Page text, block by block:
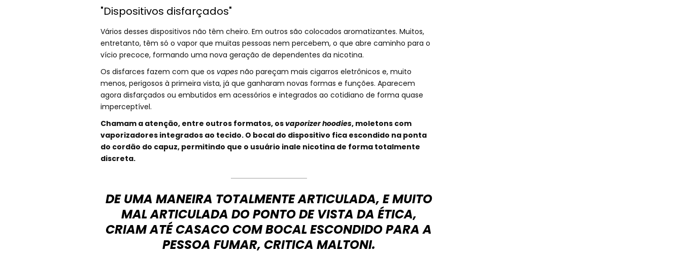
"Dispositivos disfarçados"
Vários desses dispositivos não têm cheiro. Em outros são colocados aromatizantes. Muitos,
entretanto, têm só o vapor que muitas pessoas nem percebem, o que abre caminho para o
vício precoce, formando uma nova geração de dependentes da nicotina.
Os disfarces fazem com que os vapesnão pareçam mais cigarros eletrônicos e, muito
menos, perigosos à primeira vista, já que ganharam novas formas e funções. Aparecem
agora disfarçados ou embutidos em acessórios e integrados ao cotidiano de forma quase
imperceptível.
Chamam a atenção, entre outros formatos, osvaporizer hoodies, moletons com
vaporizadores integrados ao tecido. O bocal do dispositivo fica escondido na ponta
do cordão do capuz, permitindo que o usuário inale nicotina de forma totalmente
discreta.
DE UMA MANEIRA TOTALMENTE ARTICULADA, E MUITO
MAL ARTICULADA DO PONTO DE VISTA DA ÉTICA,
CRIAM ATÉ CASACO COM BOCAL ESCONDIDO PARA A
PESSOA FUMAR, CRITICA MALTONI.